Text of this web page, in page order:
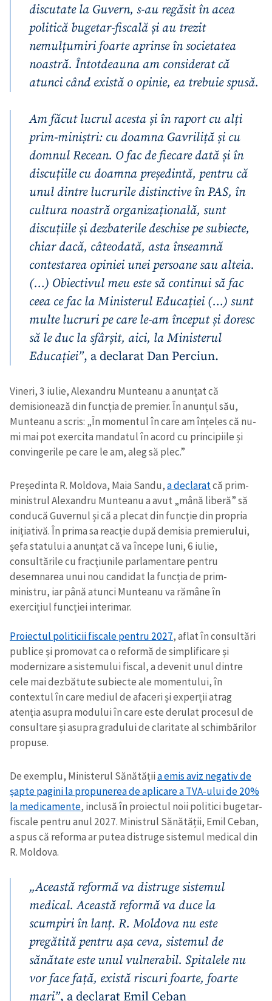
discutate la Guvern, s-au regăsit în acea
politică bugetar-fiscală și au trezit
nemulțumiri foarte aprinse în societatea
noastră. Întotdeauna am considerat că
atunci când există o opinie, ea trebuie spusă.
Am făcut lucrul acesta și în raport cu alți
prim-miniștri: cu doamna Gavriliță și cu
domnul Recean. O fac de fiecare dată și în
discuțiile cu doamna președintă, pentru că
unul dintre lucrurile distinctive în PAS, în
cultura noastră organizațională, sunt
discuțiile și dezbaterile deschise pe subiecte,
chiar dacă, câteodată, asta înseamnă
contestarea opiniei unei persoane sau alteia.
(…) Obiectivul meu este să continui să fac
ceea ce fac la Ministerul Educației (…) sunt
multe lucruri pe care le-am început și doresc
să le duc la sfârșit, aici, la Ministerul
Educației”, a declarat Dan Perciun.
Vineri, 3 iulie, Alexandru Munteanu a anunțat că
demisionează din funcția de premier. În anunțul său,
Munteanu a scris: „În momentul în care am înțeles că nu-
mi mai pot exercita mandatul în acord cu principiile și
convingerile pe care le am, aleg să plec.”
Președinta R. Moldova, Maia Sandu,a declaratcă prim-
ministrul Alexandru Munteanu a avut „mână liberă” să
conducă Guvernul și că a plecat din funcție din propria
inițiativă. În prima sa reacție după demisia premierului,
șefa statului a anunțat că va începe luni, 6 iulie,
consultările cu fracțiunile parlamentare pentru
desemnarea unui nou candidat la funcția de prim-
ministru, iar până atunci Munteanu va rămâne în
exercițiul funcției interimar.
Proiectul politicii fiscale pentru 2027, aflat în consultări
publice și promovat ca o reformă de simplificare și
modernizare a sistemului fiscal, a devenit unul dintre
cele mai dezbătute subiecte ale momentului, în
contextul în care mediul de afaceri și experții atrag
atenția asupra modului în care este derulat procesul de
consultare și asupra gradului de claritate al schimbărilor
propuse.
De exemplu, Ministerul Sănătățiia emis aviz negativ de
șapte pagini la propunerea de aplicare a TVA-ului de 20%
la medicamente, inclusă în proiectul noii politici bugetar-
fiscale pentru anul 2027. Ministrul Sănătății, Emil Ceban,
a spus că reforma ar putea distruge sistemul medical din
R. Moldova.
„Această reformă va distruge sistemul
medical. Această reformă va duce la
scumpiri în lanț. R. Moldova nu este
pregătită pentru așa ceva, sistemul de
sănătate este unul vulnerabil. Spitalele nu
vor face față, există riscuri foarte, foarte
mari”, a declarat Emil Ceban